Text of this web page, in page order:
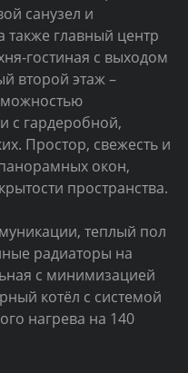
санузел и
главный центр
гостиная с выходом
второй этаж –
с гардеробной,
Простор, свежесть и
окон,
пространства.
теплый пол
радиаторы на
с минимизацией
котёл с системой
нагрева на 140